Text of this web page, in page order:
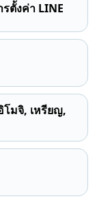
ตั้งค่า LINE
โมจิ, เหรียญ,